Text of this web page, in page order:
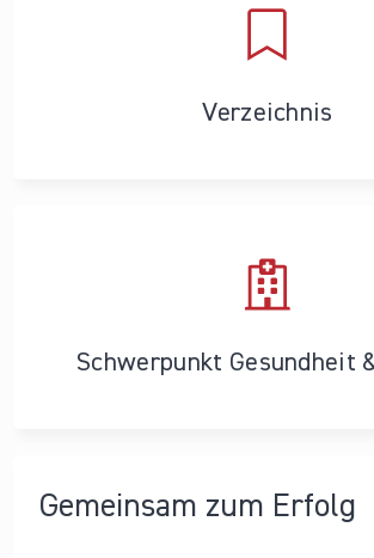
Verzeichnis
Schwerpunkt Gesundheit
Gemeinsam zum Erfolg